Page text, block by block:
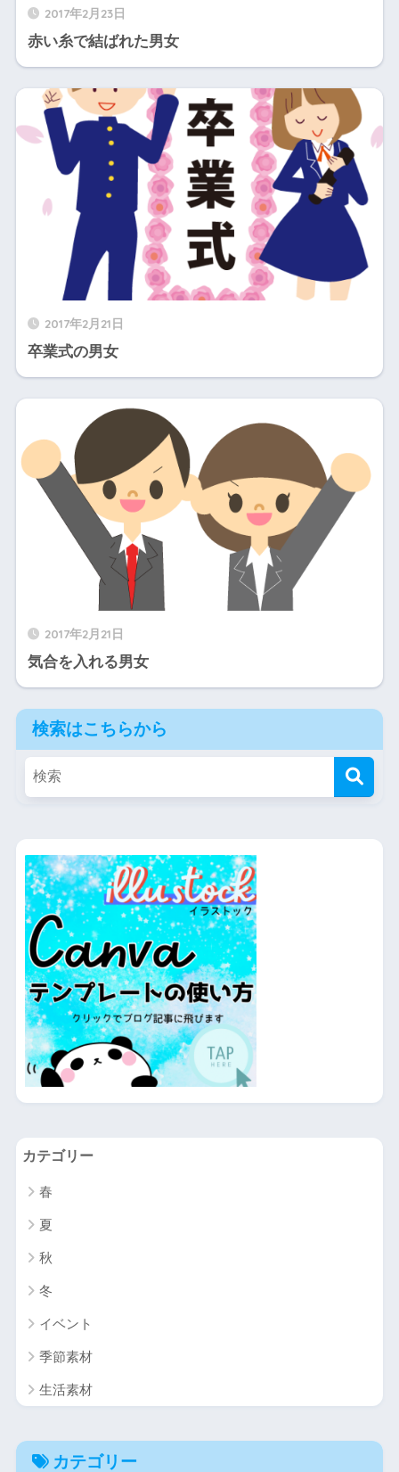
2017年2月23日
赤い糸で結ばれた男女
2017年2月21日
卒業式の男女
2017年2月21日
気合を入れる男女
検索はこちらから
カテゴリー
春
夏
秋
冬
イベント
季節素材
生活素材
カテゴリー